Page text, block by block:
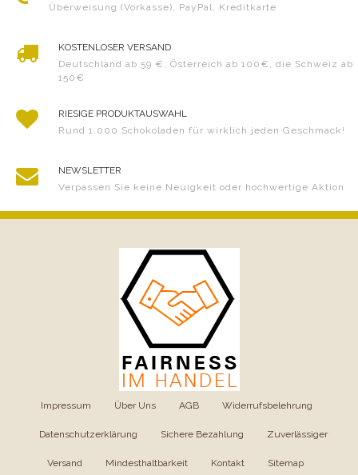
Überweisung (Vorkasse), PayPal, Kreditkarte
KOSTENLOSER VERSAND
Deutschland ab 59 €, Österreich ab 100€, die Schweiz ab
150€
RIESIGE PRODUKTAUSWAHL
Rund 1.000 Schokoladen für wirklich jeden Geschmack!
NEWSLETTER
Verpassen Sie keine Neuigkeit oder hochwertige Aktion
Impressum Über Uns AGB Widerrufsbelehrung
Datenschutzerklärung Sichere Bezahlung Zuverlässiger
Versand Mindesthaltbarkeit Kontakt Sitemap